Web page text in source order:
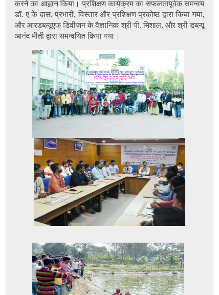
करने का आह्वान किया। प्रशिक्षण कार्यक्रम का सफलतापूर्वक समन्वय
डॉ. ए के दास, प्रभारी, विस्तार और प्रशिक्षण प्रकोष्ठ द्वारा किया गया,
और आरडब्ल्यूएफ डिवीजन के वैज्ञानिक श्री पी. मिशाल, और श्री डब्ल्यू
आनंद मीती द्वारा समन्वयित किया गया।